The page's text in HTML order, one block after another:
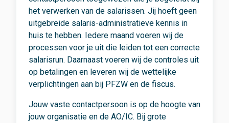
het verwerken van de salarissen. Jij hoeft geen
uitgebreide salaris-administratieve kennis in
huis te hebben. Iedere maand voeren wij de
processen voor je uit die leiden tot een correcte
salarisrun. Daarnaast voeren wij de controles uit
op betalingen en leveren wij de wettelijke
verplichtingen aan bij PFZW en de fiscus.
Jouw vaste contactpersoon is op de hoogte van
jouw organisatie en de AO/IC. Bij grote